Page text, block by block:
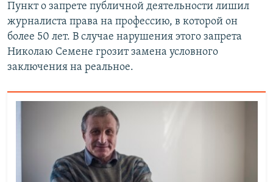
Пункт о запрете публичной деятельности лишил
журналиста права на профессию, в которой он
более 50 лет. В случае нарушения этого запрета
Николаю Семене грозит замена условного
заключения на реальное.